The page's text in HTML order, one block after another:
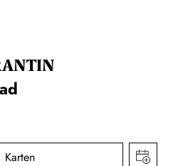
Karten